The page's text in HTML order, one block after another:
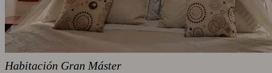
Habitación Gran Máster